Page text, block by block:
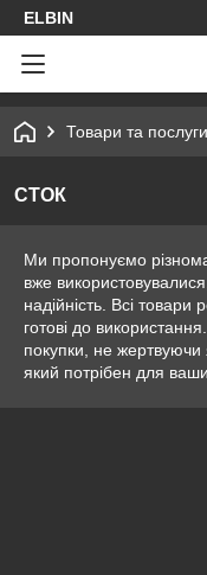
ELBIN
Товари та послуги
СТОК
Ми пропонуємо
вже
надійність. Всі товари
готові до
покупки, не жертвуючи
який потрібен для